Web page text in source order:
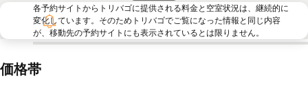
各予約サイトからトリバゴに提供される料金と空室状況は、継続的に
変化しています。そのためトリバゴでご覧になった情報と同じ内容
が、移動先の予約サイトにも表示されているとは限りません。
価格帯